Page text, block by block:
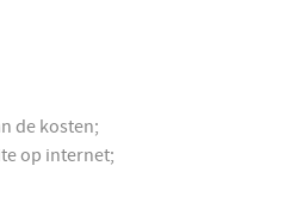
de kosten;
op internet;